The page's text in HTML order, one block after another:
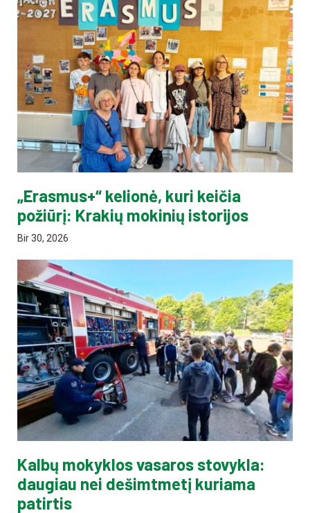
„Erasmus+“ kelionė, kuri keičia
požiūrį: Krakių mokinių istorijos
Bir 30, 2026
Kalbų mokyklos vasaros stovykla:
daugiau nei dešimtmetį kuriama
patirtis